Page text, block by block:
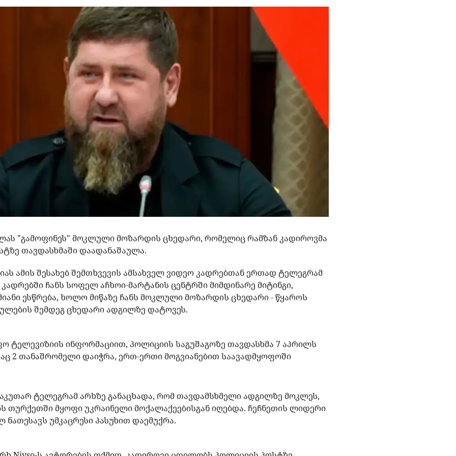
"გამოფინეს" მოკლული მოზარდის ცხედარი, რომელიც რამზან კადიროვმა
თავდასხმაში დაადანაშაულა.
ამის შესახებ შემთხვევის ამსახველ ვიდეო კადრებთან ერთად ტელეგრამ
ჩანს სოფელ აჩხოი-მარტანის ცენტრში მიმდინარე მიტინგი,
ესწრება, ხოლო მიწაზე ჩანს მოკლული მოზარდის ცხედარი - წყაროს
შემდეგ ცხედარი ადგილზე დატოვეს.
ტელევიზიის ინფორმაციით, პოლიციის საგუშაგოზე თავდასხმა 7 აპრილს
2 თანაშრომელი დაიჭრა, ერთ-ერთი მოგვიანებით საავადმყოფოში
ტელეგრამ არხზე განაცხადა, რომ თავდამსხმელი ადგილზე მოკლეს,
თურქეთში მყოფი უკრაინელი მოქალაქეებისგან იღებდა. ჩეჩნეთის ლიდერი
უმკაცრესი პასუხით დაემუქრა.